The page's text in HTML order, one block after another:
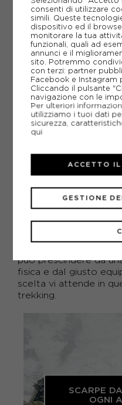
Il trekking è una
camminare in mezzo
montani di diverse
sport la scelta ideale
abbigliamento da
caratteristiche
dedicati al trekking
sicurezza, versatilità,
movimento,
antivento. Le scarpe
ruolo molto
considerando che
cammina per giorni
trekking accessoria
sacco a pelo, i
molto utili per
impegnativo a livello
praticando questa
può prescindere da
fisica e dal giusto
scelta vi attende in
trekking.
SCARPE
OGNI
consenti di utilizzare
simili. Queste
dispositivo ed il
monitorare la tua
funzionali, quali ad
annunci e il
sito. Potremmo
con terzi: partner
Facebook e Instagram
Cliccando il pulsante
navigazione con le
Per ulteriori
utilizziamo i tuoi dati
sicurezza,
qui
GESTIONE
ACCETTO